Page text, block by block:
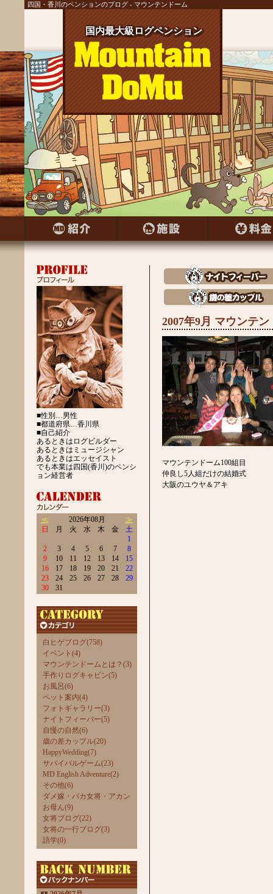
四国・香川のペンションのブログ - マウンテンドーム
国内最大級ログペンション
国内最大級ログペンション
国内最大級ログペンション
国内最大級ログペンション
国内最大級ログペンション
国内最大級ログペンション
国内最大級ログペンション
国内最大級ログペンション
国内最大級ログペンション
国内最大級ログペンション
国内最大級ログペンション
国内最大級ログペンション
国内最大級ログペンション
国内最大級ログペンション
国内最大級ログペンション
国内最大級ログペンション
国内最大級ログペンション
国内最大級ログペンション
国内最大級ログペンション
国内最大級ログペンション
国内最大級ログペンション
国内最大級ログペンション
国内最大級ログペンション
国内最大級ログペンション
国内最大級ログペンション
■性別…男性
■都道府県…香川県
■自己紹介
あるときはログビルダー
あるときはミュージシャン
あるときはエッセイスト
でも本業は四国(香川)のペンシ
ョン経営者
≪ 2026年08月
≫
日
月 火 水 木 金
土
1
2
3 4 5 6 7
8
9
10 11 12 13 14
15
16
17 18 19 20 21
22
23
24 25 26 27 28
29
30
31
白ヒゲブログ(758)
イベント(4)
マウンテンドームとは？(3)
手作りログキャビン(5)
お風呂(6)
ペット案内(4)
フォトギャラリー(3)
ナイトフィーバー(5)
自慢の自然(6)
歳の差カップル(20)
HappyWedding(7)
サバイバルゲーム(23)
MD English Adventure(2)
その他(6)
ダメ嫁・バカ女将・アカン
お母ん(9)
女将ブログ(22)
女将の一行ブログ(3)
語学(0)
2007年9月 マウンテ
マウンテンドーム100組目
仲良し5人組だけの結婚式
大阪のユウヤ＆アキ